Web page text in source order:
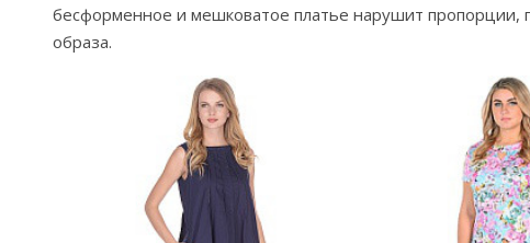
бесформенное и мешковатое платье нарушит
образа.